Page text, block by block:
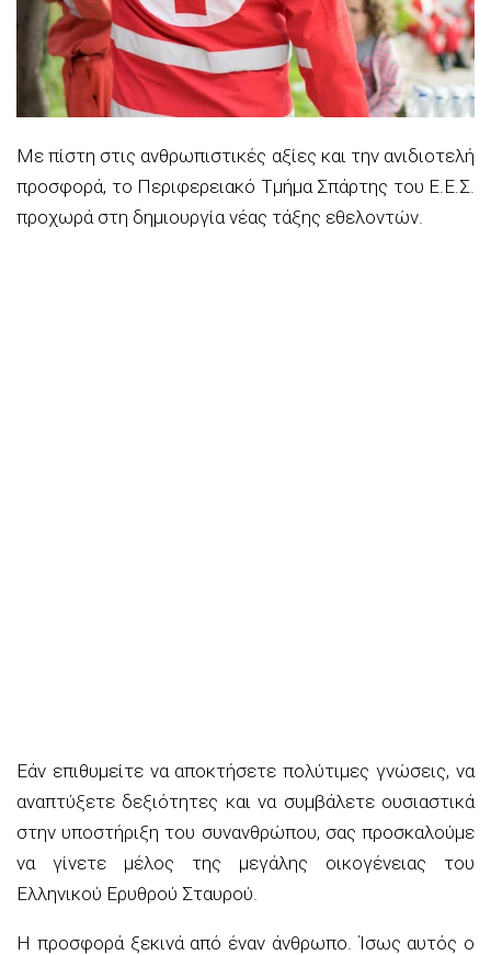
Με πίστη στις ανθρωπιστικές αξίες και την ανιδιοτελή
προσφορά, το Περιφερειακό Τμήμα Σπάρτης του Ε.Ε.Σ.
προχωρά στη δημιουργία νέας τάξης εθελοντών.
Εάν επιθυμείτε να αποκτήσετε πολύτιμες γνώσεις, να
αναπτύξετε δεξιότητες και να συμβάλετε ουσιαστικά
στην υποστήριξη του συνανθρώπου, σας προσκαλούμε
να γίνετε μέλος της μεγάλης οικογένειας του
Ελληνικού Ερυθρού Σταυρού.
Η προσφορά ξεκινά από έναν άνθρωπο. Ίσως αυτός ο